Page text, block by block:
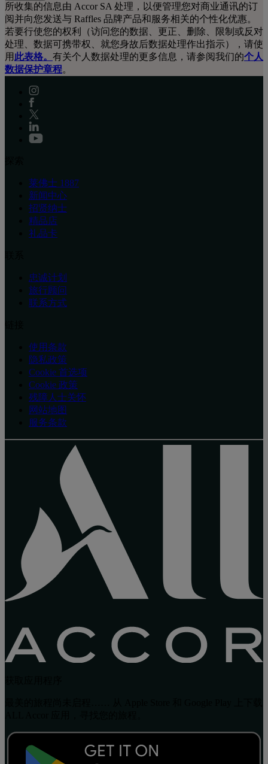
所收集的信息由 Accor SA 处理，以便管理您对商业通讯的订
阅并向您发送与 Raffles 品牌产品和服务相关的个性化优惠。
若要行使您的权利（访问您的数据、更正、删除、限制或反对
处理、数据可携带权、就您身故后数据处理作出指示），请使
用 此表格。 有关个人数据处理的更多信息，请参阅我们的个人
数据保护章程。
莱佛士 1887
新闻中心
招贤纳士
精品店
礼品卡
忠诚计划
旅行顾问
联系方式
使用条款
隐私政策
Cookie 首选项
Cookie 政策
残障人士关怀
网站地图
服务条款